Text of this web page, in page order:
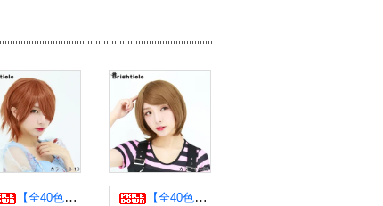
【全40色】エアリーウルフ コスプレウィッグ ブライトララ 【全40色】エッグショート コスプレウィッグ ブライトララ